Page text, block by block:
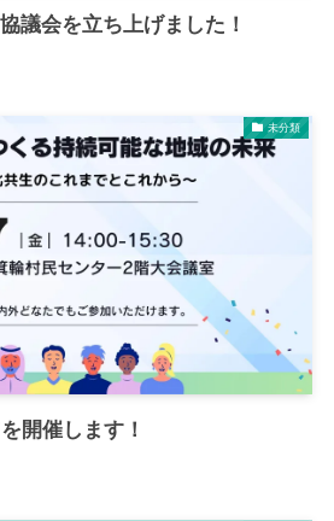
議会を立ち上げました！
未分類
開催します！